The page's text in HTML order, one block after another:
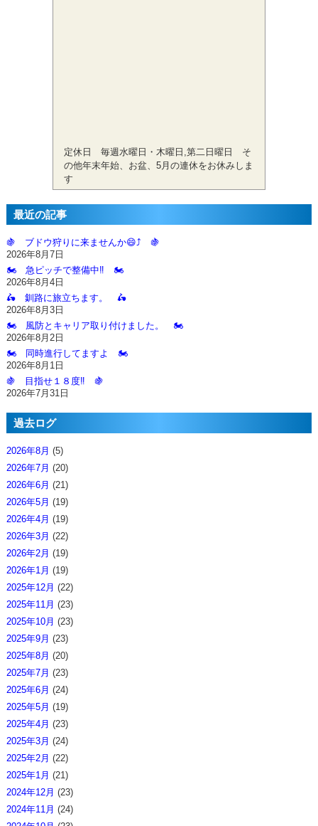
定休日 毎週水曜日・木曜日,第二日曜日 そ
の他年末年始、お盆、5月の連休をお休みしま
す
最近の記事
🍇 ブドウ狩りに来ませんか😄⤴️ 🍇
2026年8月7日
🏍️ 急ピッチで整備中‼️ 🏍️
2026年8月4日
🛵 釧路に旅立ちます。 🛵
2026年8月3日
🏍️ 風防とキャリア取り付けました。 🏍️
2026年8月2日
🏍️ 同時進行してますよ 🏍️
2026年8月1日
🍇 目指せ１８度‼️ 🍇
2026年7月31日
過去ログ
2026年8月 (5)
2026年7月 (20)
2026年6月 (21)
2026年5月 (19)
2026年4月 (19)
2026年3月 (22)
2026年2月 (19)
2026年1月 (19)
2025年12月 (22)
2025年11月 (23)
2025年10月 (23)
2025年9月 (23)
2025年8月 (20)
2025年7月 (23)
2025年6月 (24)
2025年5月 (19)
2025年4月 (23)
2025年3月 (24)
2025年2月 (22)
2025年1月 (21)
2024年12月 (23)
2024年11月 (24)